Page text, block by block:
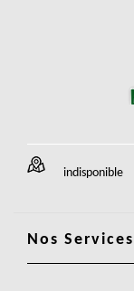
indisponible
Nos Services